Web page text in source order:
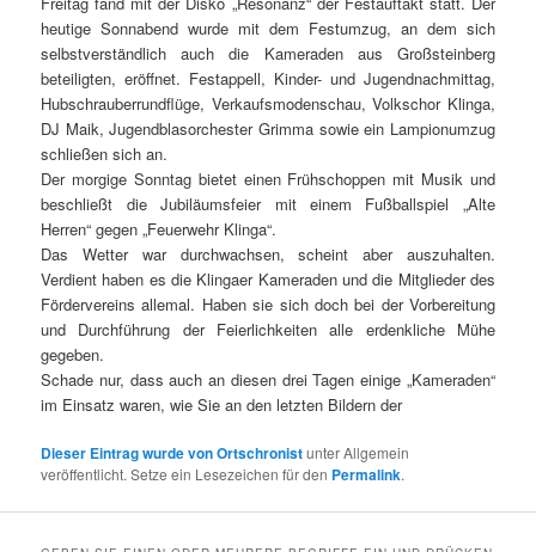
heutige Sonnabend wurde mit dem Festumzug, an dem sich
selbstverständlich auch die Kameraden aus Großsteinberg
beteiligten, eröffnet. Festappell, Kinder- und Jugendnachmittag,
Hubschrauberrundflüge, Verkaufsmodenschau, Volkschor Klinga,
DJ Maik, Jugendblasorchester Grimma sowie ein Lampionumzug
schließen sich an.
Der morgige Sonntag bietet einen Frühschoppen mit Musik und
beschließt die Jubiläumsfeier mit einem Fußballspiel „Alte
Herren“ gegen „Feuerwehr Klinga“.
Das Wetter war durchwachsen, scheint aber auszuhalten.
Verdient haben es die Klingaer Kameraden und die Mitglieder des
Fördervereins allemal. Haben sie sich doch bei der Vorbereitung
und Durchführung der Feierlichkeiten alle erdenkliche Mühe
gegeben.
Schade nur, dass auch an diesen drei Tagen einige „Kameraden“
im Einsatz waren, wie Sie an den letzten Bildern der
Dieser Eintrag wurde vonOrtschronistunter Allgemein
veröffentlicht. Setze ein Lesezeichen für den Permalink.